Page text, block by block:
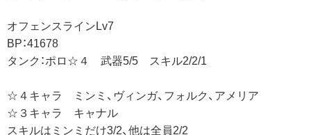
オフェンスラインLv7
BP：41678
タンク：ポロ☆４ 武器5/5 スキル2/2/1
☆４キャラ ミンミ、ヴィンガ、フォルク、アメリア
☆３キャラ キャナル
スキルはミンミだけ3/2、他は全員2/2